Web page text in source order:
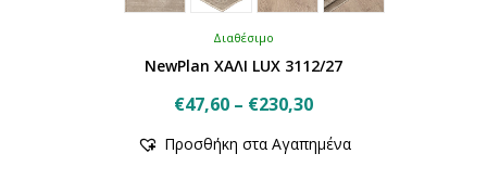
Διαθέσιμο
NewPlan ΧΑΛΙ LUX 3112/27
€47,60 – €230,30Price
€47,60
το
Προσθήκη στα Αγαπημένα